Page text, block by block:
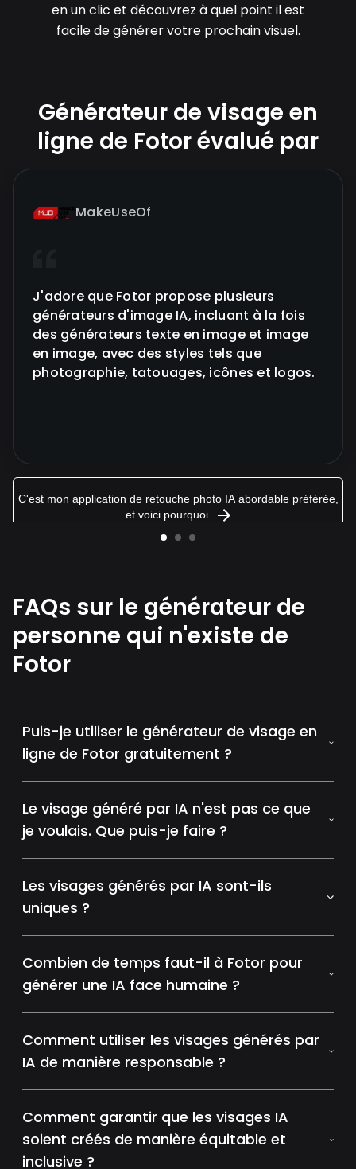
en un clic et découvrez à quel point il est
facile de générer votre prochain visuel.
Générateur de visage en
ligne de Fotor évalué par
MakeUseOf
J'adore que Fotor propose plusieurs
générateurs d'image IA, incluant à la fois
des générateurs texte en image et image
en image, avec des styles tels que
photographie, tatouages, icônes et logos.
C'est mon application de retouche photo IA abordable préférée,
et voici pourquoi
FAQs sur le générateur de
personne qui n'existe de
Fotor
Puis-je utiliser le générateur de visage en
ligne de Fotor gratuitement ?
Le visage généré par IA n'est pas ce que
je voulais. Que puis-je faire ?
Les visages générés par IA sont-ils
uniques ?
Combien de temps faut-il à Fotor pour
générer une IA face humaine ?
Comment utiliser les visages générés par
IA de manière responsable ?
Comment garantir que les visages IA
soient créés de manière équitable et
inclusive ?